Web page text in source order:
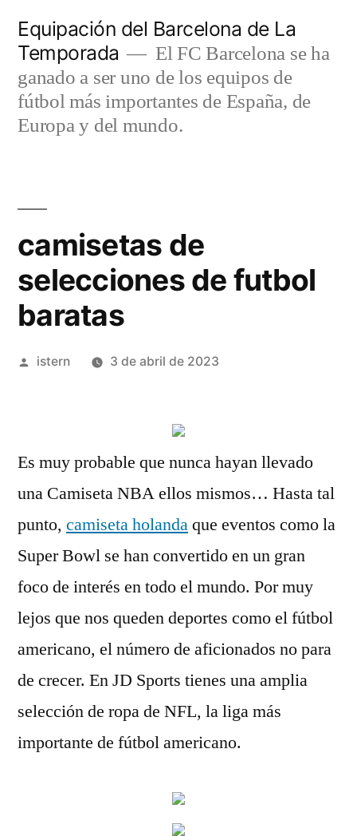
contenido
Equipación del Barcelona de La
Temporada
El FC Barcelona se ha
ganado a ser uno de los equipos de
fútbol más importantes de España, de
Europa y del mundo.
camisetas de
selecciones de futbol
baratas
Publicado
istern 3 de abril de 2023
Es muy probable que nunca hayan llevado
una Camiseta NBA ellos mismos… Hasta tal
punto, camiseta holandaque eventos como la
Super Bowl se han convertido en un gran
foco de interés en todo el mundo. Por muy
lejos que nos queden deportes como el fútbol
americano, el número de aficionados no para
de crecer. En JD Sports tienes una amplia
selección de ropa de NFL, la liga más
importante de fútbol americano.